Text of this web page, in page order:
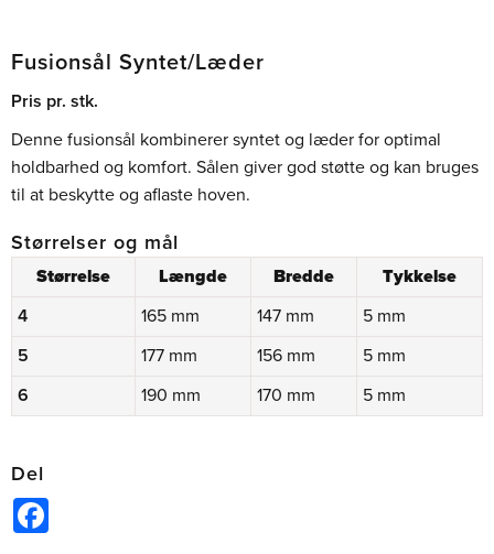
Fusionsål Syntet/Læder
Pris pr. stk.
Denne fusionsål kombinerer syntet og læder for optimal
holdbarhed og komfort. Sålen giver god støtte og kan bruges
til at beskytte og aflaste hoven.
Størrelser og mål
Størrelse Længde Bredde
Tykkelse
4
165 mm 147 mm
5 mm
5
177 mm 156 mm
5 mm
6
190 mm 170 mm 5 mm
Del